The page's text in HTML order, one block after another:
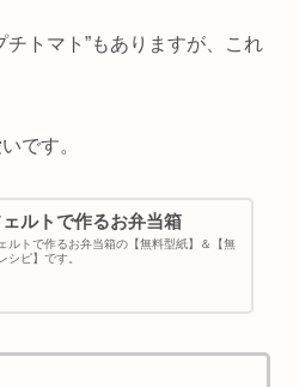
チトマト”もありますが、これ
です。
ェルトで作るお弁当箱
ルトで作るお弁当箱の【無料型紙】＆【無
シピ】です。